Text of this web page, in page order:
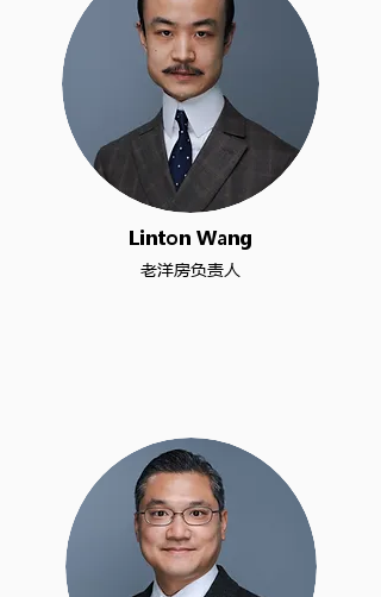
Linton Wang
老洋房负责人